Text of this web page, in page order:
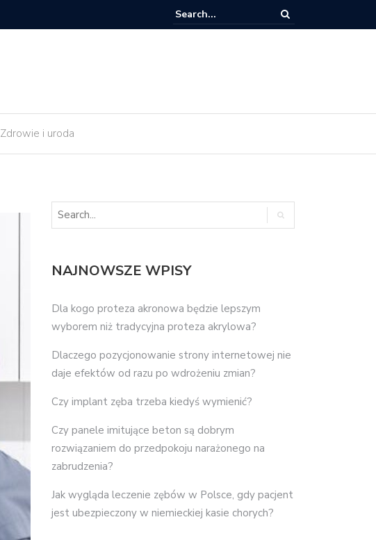
Czy implant zęba trzeba kiedyś wymienić?
Zdrowie i uroda
NAJNOWSZE WPISY
Dla kogo proteza akronowa będzie lepszym
wyborem niż tradycyjna proteza akrylowa?
Dlaczego pozycjonowanie strony internetowej nie
daje efektów od razu po wdrożeniu zmian?
Czy implant zęba trzeba kiedyś wymienić?
Czy panele imitujące beton są dobrym
rozwiązaniem do przedpokoju narażonego na
zabrudzenia?
Jak wygląda leczenie zębów w Polsce, gdy pacjent
jest ubezpieczony w niemieckiej kasie chorych?